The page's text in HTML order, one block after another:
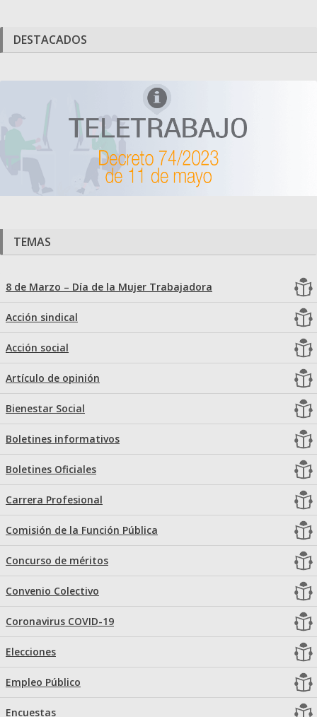
DESTACADOS
TEMAS
8 de Marzo – Día de la Mujer Trabajadora
Acción sindical
Acción social
Artículo de opinión
Bienestar Social
Boletines informativos
Boletines Oficiales
Carrera Profesional
Comisión de la Función Pública
Concurso de méritos
Convenio Colectivo
Coronavirus COVID-19
Elecciones
Empleo Público
Encuestas